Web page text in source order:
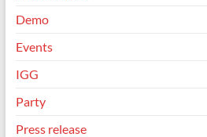
Demo
Events
IGG
Party
Press release